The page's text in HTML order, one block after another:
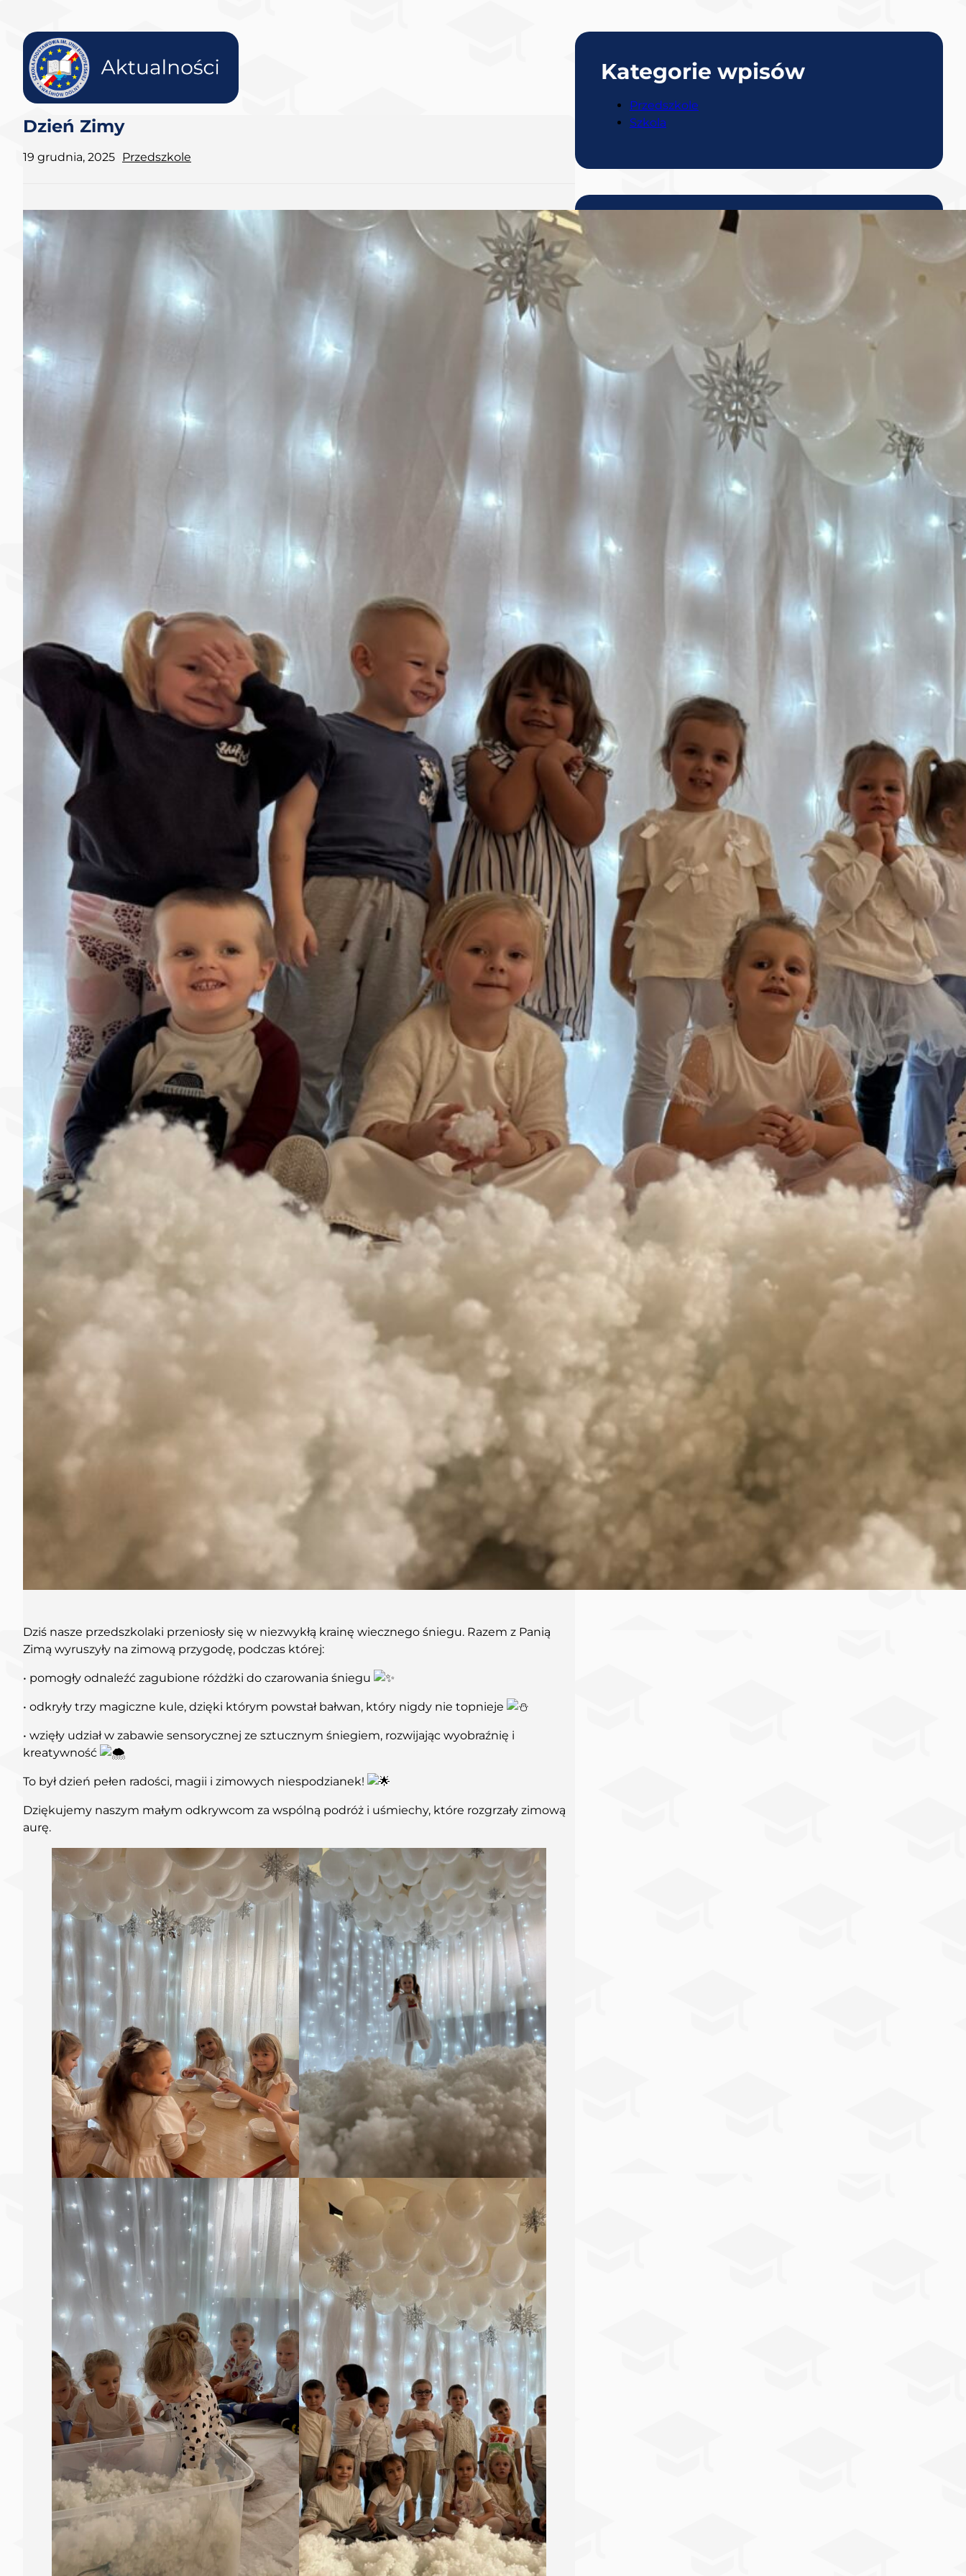
Dzień Zimy
19 grudnia, 2025 Przedszkole
Dziś nasze przedszkolaki przeniosły się w niezwykłą krainę wiecznego śniegu. Razem z Panią
Zimą wyruszyły na zimową przygodę, podczas której:
• pomogły odnaleźć zagubione różdżki do czarowania śniegu
• odkryły trzy magiczne kule, dzięki którym powstał bałwan, który nigdy nie topnieje
• wzięły udział w zabawie sensorycznej ze sztucznym śniegiem, rozwijając wyobraźnię i
kreatywność
To był dzień pełen radości, magii i zimowych niespodzianek!
Dziękujemy naszym małym odkrywcom za wspólną podróż i uśmiechy, które rozgrzały zimową
aurę.
Kategorie wpisów
Przedszkole
Szkola
Ostatnie Posty
26 czerwca, 2026
Pożegnanie Zerówki – dzień pełen
Wycieczka do Gospodarstwa
Agroturystycznego „Pod Skałką”
19 czerwca, 2026
Dzień Mamy i Taty na ludowo
3 czerwca, 2026
Sukcesy naszych przedszkolaków!
18 maja, 2026